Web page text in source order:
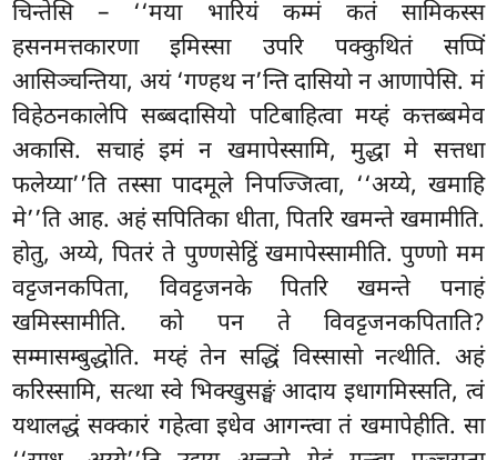
चिन्तेसि – ‘‘मया भारियं कम्मं कतं सामिकस्स
हसनमत्तकारणा इमिस्सा उपरि पक्कुथितं सप्पिं
आसिञ्चन्तिया, अयं ‘गण्हथ न’न्ति दासियो न आणापेसि. मं
विहेठनकालेपि सब्बदासियो पटिबाहित्वा मय्हं कत्तब्बमेव
अकासि. सचाहं इमं न खमापेस्सामि, मुद्धा मे सत्तधा
फलेय्या’’ति तस्सा पादमूले निपज्जित्वा, ‘‘अय्ये, खमाहि
मे’’ति आह. अहं सपितिका धीता, पितरि खमन्ते खमामीति.
होतु, अय्ये, पितरं ते पुण्णसेट्ठिं खमापेस्सामीति. पुण्णो मम
वट्टजनकपिता, विवट्टजनके पितरि खमन्ते पनाहं
खमिस्सामीति. को पन ते विवट्टजनकपिताति?
सम्मासम्बुद्धोति. मय्हं तेन सद्धिं विस्सासो नत्थीति. अहं
करिस्सामि, सत्था स्वे भिक्खुसङ्घं आदाय इधागमिस्सति, त्वं
यथालद्धं सक्कारं गहेत्वा इधेव आगन्त्वा तं खमापेहीति. सा